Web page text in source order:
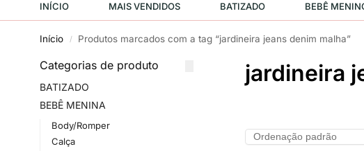
INÍCIO MAIS VENDIDOS BATIZADO BEBÊ
Início / Produtos marcados com a tag “jardineira jeans denim malha”
jardineira
Categorias de produto
BATIZADO
BEBÊ MENINA
Body/Romper
Calça